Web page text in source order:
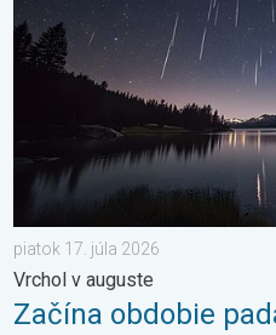
piatok 17. júla 2026
Vrchol v auguste
Začína obdobie